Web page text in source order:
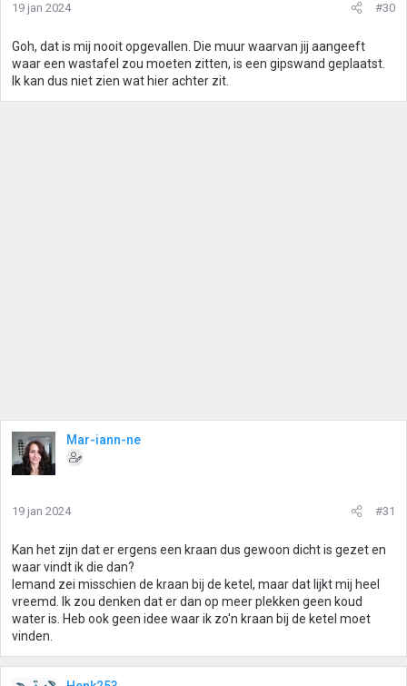
19 jan 2024 #30
Goh, dat is mij nooit opgevallen. Die muur waarvan jij aangeeft
waar een wastafel zou moeten zitten, is een gipswand geplaatst.
Ik kan dus niet zien wat hier achter zit.
Mar-iann-ne
19 jan 2024 #31
Kan het zijn dat er ergens een kraan dus gewoon dicht is gezet en
waar vindt ik die dan?
Iemand zei misschien de kraan bij de ketel, maar dat lijkt mij heel
vreemd. Ik zou denken dat er dan op meer plekken geen koud
water is. Heb ook geen idee waar ik zo'n kraan bij de ketel moet
vinden.